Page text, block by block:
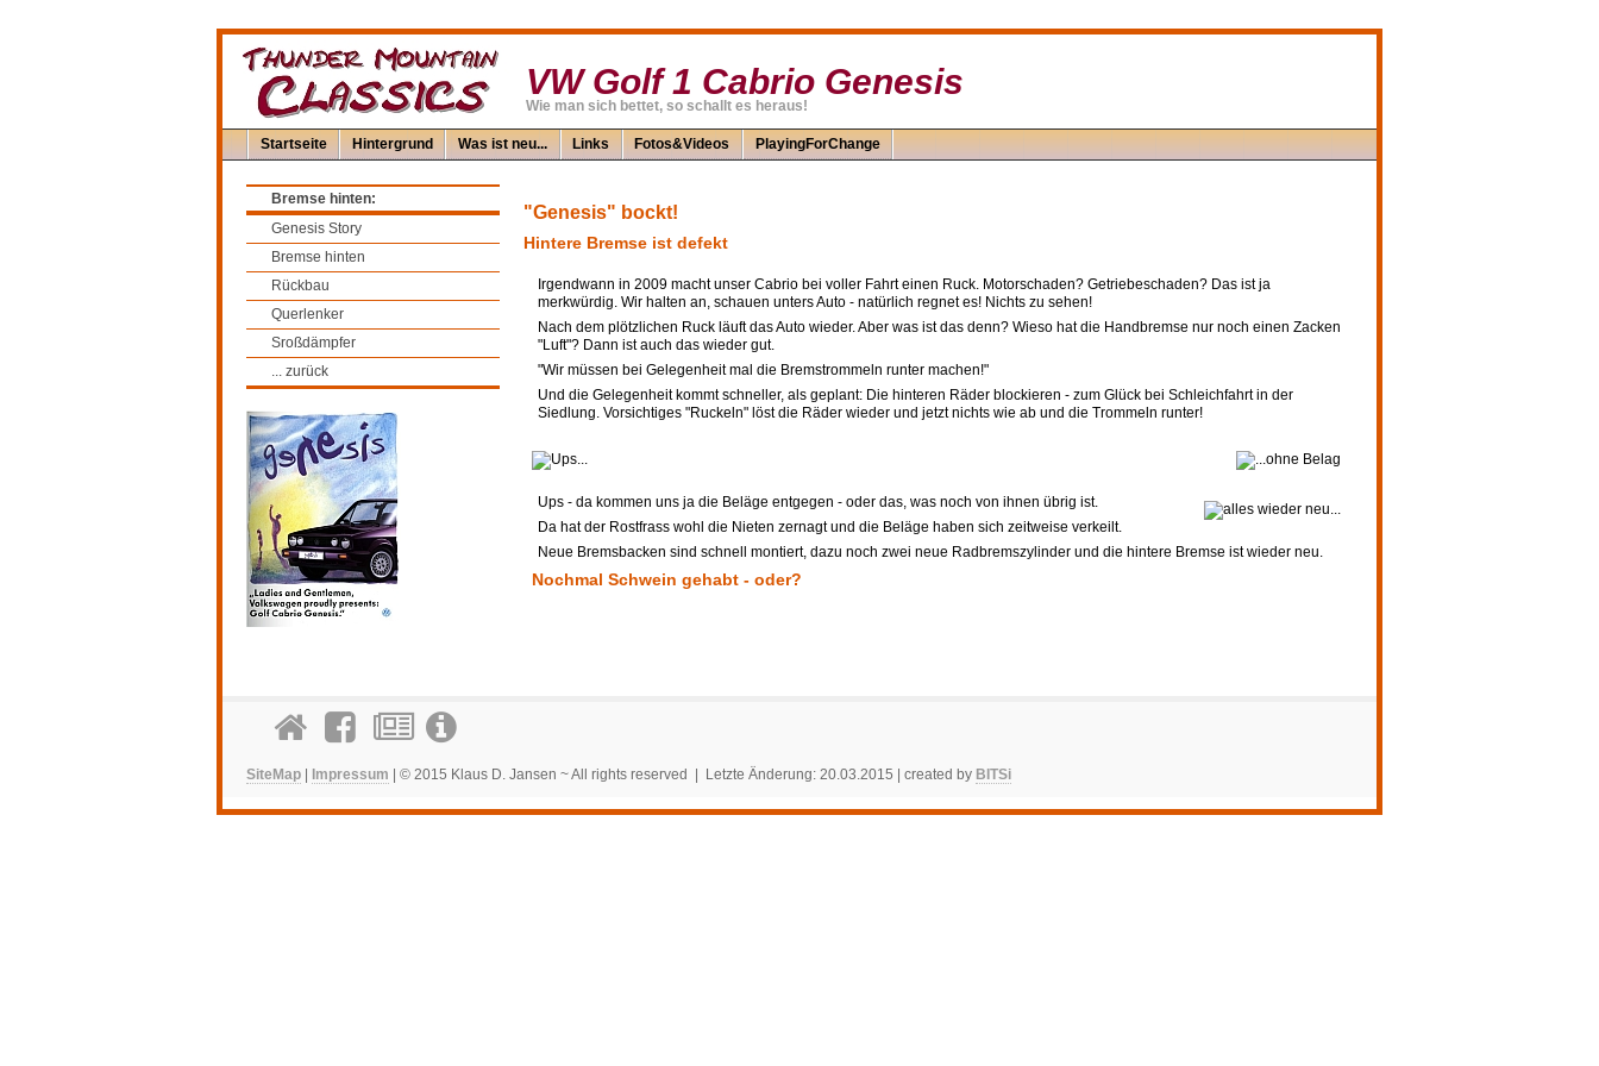
VW Golf 1 Cabrio Genesis
Wie man sich bettet, so schallt es heraus!
Startseite Hintergrund Was ist neu... Links Fotos&Videos PlayingForChange
Bremse hinten:
Genesis Story
Bremse hinten
Rückbau
Querlenker
Sroßdämpfer
... zurück
"Genesis" bockt!
Hintere Bremse ist defekt
Irgendwann in 2009 macht unser Cabrio bei voller Fahrt einen Ruck. Motorschaden? Getriebeschaden? Das ist ja
merkwürdig. Wir halten an, schauen unters Auto - natürlich regnet es! Nichts zu sehen!
Nach dem plötzlichen Ruck läuft das Auto wieder. Aber was ist das denn? Wieso hat die Handbremse nur noch einen Zacken
"Luft"? Dann ist auch das wieder gut.
"Wir müssen bei Gelegenheit mal die Bremstrommeln runter machen!"
Und die Gelegenheit kommt schneller, als geplant: Die hinteren Räder blockieren - zum Glück bei Schleichfahrt in der
Siedlung. Vorsichtiges "Ruckeln" löst die Räder wieder und jetzt nichts wie ab und die Trommeln runter!
Ups - da kommen uns ja die Beläge entgegen - oder das, was noch von ihnen übrig ist.
Da hat der Rostfrass wohl die Nieten zernagt und die Beläge haben sich zeitweise verkeilt.
Neue Bremsbacken sind schnell montiert, dazu noch zwei neue Radbremszylinder und die hintere Bremse ist wieder neu.
Nochmal Schwein gehabt - oder?
SiteMap Impressum | © 2015 Klaus D. Jansen ~ All rights reserved | Letzte Änderung: 20.03.2015 | created by BITSi